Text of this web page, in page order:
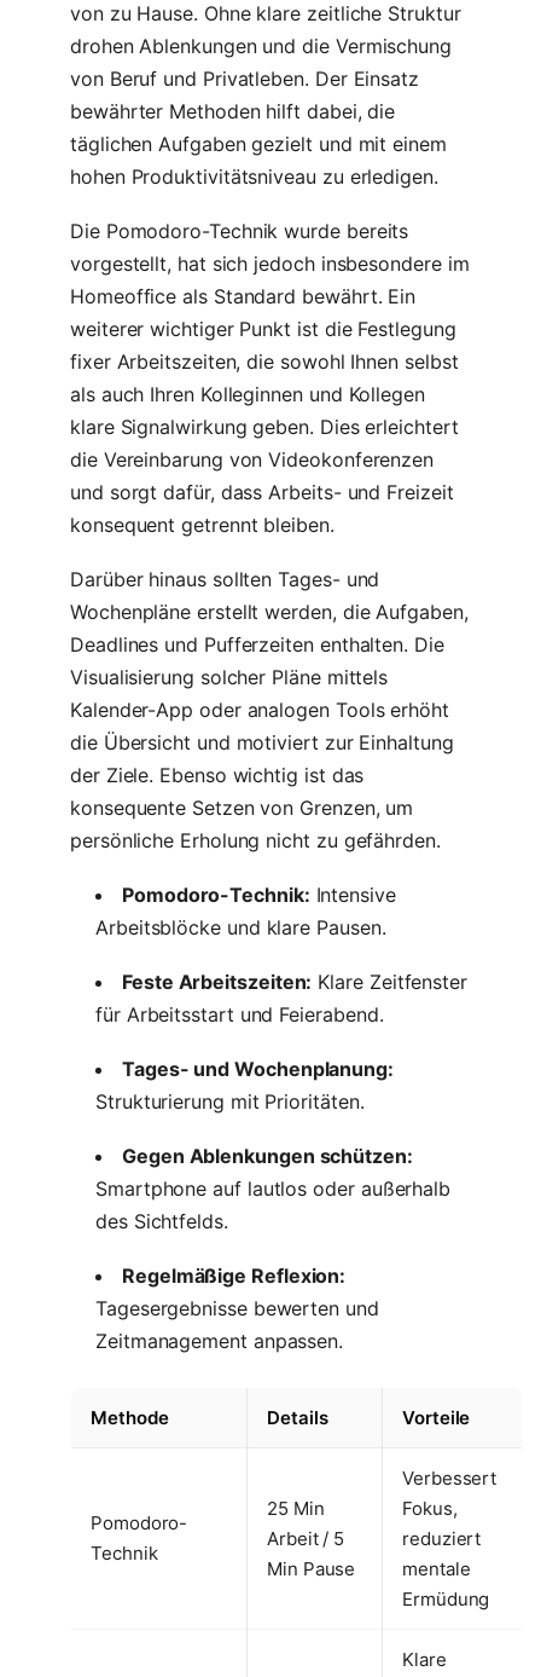
von zu Hause. Ohne klare zeitliche Struktur
drohen Ablenkungen und die Vermischung
von Beruf und Privatleben. Der Einsatz
bewährter Methoden hilft dabei, die
täglichen Aufgaben gezielt und mit einem
hohen Produktivitätsniveau zu erledigen.
Die Pomodoro-Technik wurde bereits
vorgestellt, hat sich jedoch insbesondere im
Homeoffice als Standard bewährt. Ein
weiterer wichtiger Punkt ist die Festlegung
fixer Arbeitszeiten, die sowohl Ihnen selbst
als auch Ihren Kolleginnen und Kollegen
klare Signalwirkung geben. Dies erleichtert
die Vereinbarung von Videokonferenzen
und sorgt dafür, dass Arbeits- und Freizeit
konsequent getrennt bleiben.
Darüber hinaus sollten Tages- und
Wochenpläne erstellt werden, die Aufgaben,
Deadlines und Pufferzeiten enthalten. Die
Visualisierung solcher Pläne mittels
Kalender-App oder analogen Tools erhöht
die Übersicht und motiviert zur Einhaltung
der Ziele. Ebenso wichtig ist das
konsequente Setzen von Grenzen, um
persönliche Erholung nicht zu gefährden.
Pomodoro-Technik: Intensive
Arbeitsblöcke und klare Pausen.
Feste Arbeitszeiten: Klare Zeitfenster
für Arbeitsstart und Feierabend.
Tages- und Wochenplanung:
Strukturierung mit Prioritäten.
Gegen Ablenkungen schützen:
Smartphone auf lautlos oder außerhalb
des Sichtfelds.
Regelmäßige Reflexion:
Tagesergebnisse bewerten und
Zeitmanagement anpassen.
Methode Details Vorteile
Pomodoro-
Technik
25 Min
Arbeit / 5
Min Pause
Verbessert
Fokus,
reduziert
mentale
Ermüdung
Klare